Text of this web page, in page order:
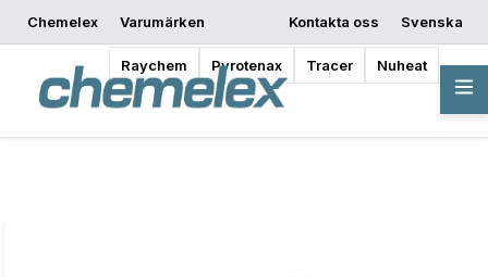
Chemelex Varumärken
Raychem Pyrotenax Tracer Nuheat
Kontakta oss
Svenska
Begär offert
Var kan man köpa Börja designa
Översikt